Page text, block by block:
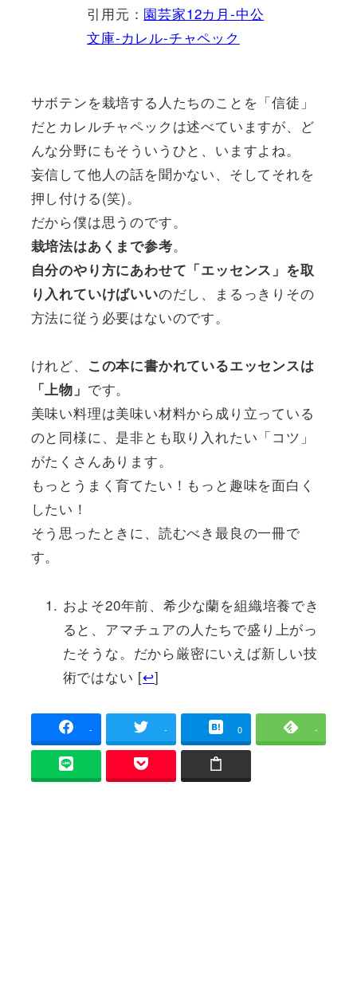
引用元： 園芸家12カ月-中公
文庫-カレル-チャペック
サボテンを栽培する人たちのことを「信徒」
だとカレルチャペックは述べていますが、ど
んな分野にもそういうひと、いますよね。
妄信して他人の話を聞かない、そしてそれを
押し付ける(笑)。
だから僕は思うのです。
栽培法はあくまで参考。
自分のやり方にあわせて「エッセンス」を取
り入れていけばいいのだし、まるっきりその
方法に従う必要はないのです。
けれど、
この本に書かれているエッセンスは
「上物」 です。
美味い料理は美味い材料から成り立っている
のと同様に、是非とも取り入れたい「コツ」
がたくさんあります。
もっとうまく育てたい！もっと趣味を面白く
したい！
そう思ったときに、読むべき最良の一冊で
す。
およそ20年前、希少な蘭を組織培養でき
ると、アマチュアの人たちで盛り上がっ
たそうな。だから厳密にいえば新しい技
術ではない [↩]
- - 0 -